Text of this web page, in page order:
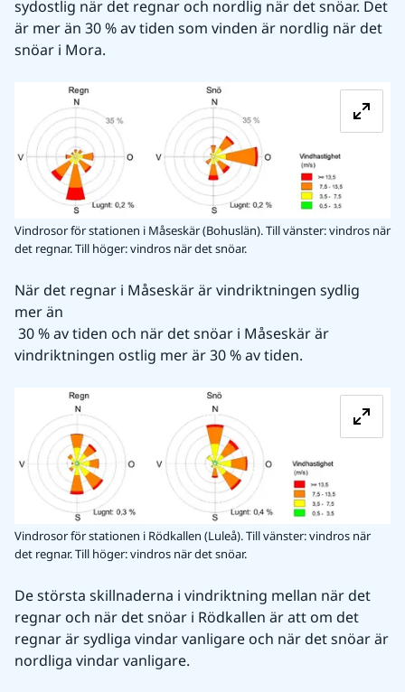
sydostlig när det regnar och nordlig när det snöar. Det
är mer än 30 % av tiden som vinden är nordlig när det
snöar i Mora.
Vindrosor för stationen i Måseskär (Bohuslän). Till vänster: vindros när
det regnar. Till höger: vindros när det snöar.
När det regnar i Måseskär är vindriktningen sydlig
mer än
vindriktningen ostlig mer är 30 % av tiden.
Vindrosor för stationen i Rödkallen (Luleå). Till vänster: vindros när
det regnar. Till höger: vindros när det snöar.
De största skillnaderna i vindriktning mellan när det
regnar och när det snöar i Rödkallen är att om det
regnar är sydliga vindar vanligare och när det snöar är
nordliga vindar vanligare.